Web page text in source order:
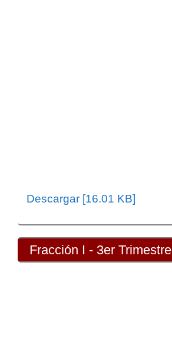
Descargar [16.01 KB]
Fracción I - 3er Trimestre